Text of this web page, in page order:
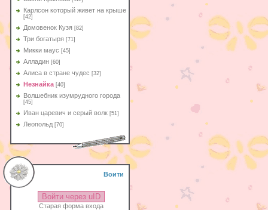
Карлсон который живет на крыше
[42]
Домовенок Кузя [82]
Три богатыря [71]
Микки маус [45]
Алладин [60]
Aлиса в стране чудес [32]
Незнайка [40]
Волшебник изумрудного города
[45]
Иван царевич и серый волк [51]
Леопольд [70]
Воити
Войти через uID
Старая форма входа